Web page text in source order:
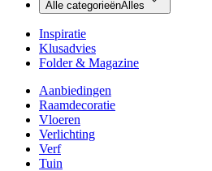
Alle categorieënAlles
Inspiratie
Klusadvies
Folder & Magazine
Aanbiedingen
Raamdecoratie
Vloeren
Verlichting
Verf
Tuin